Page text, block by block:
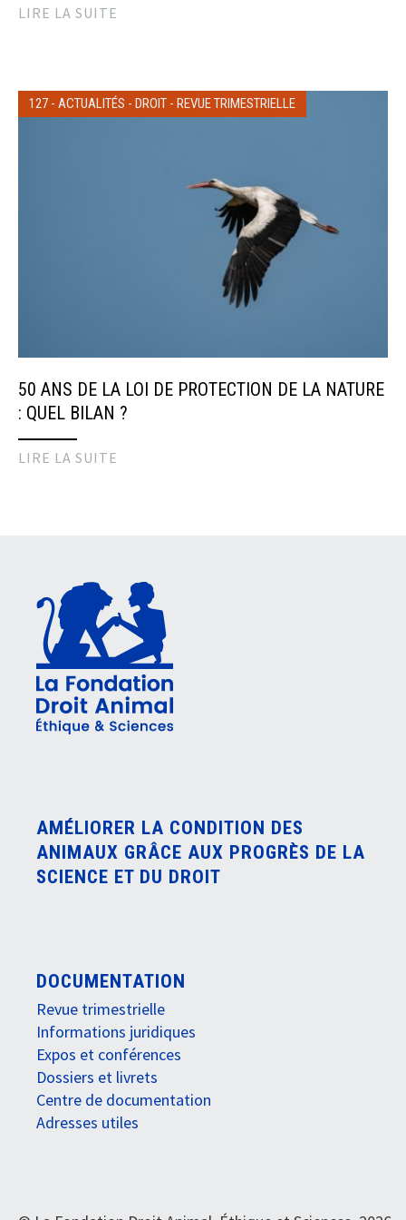
LIRE LA SUITE
127 - ACTUALITÉS - DROIT - REVUE TRIMESTRIELLE
50 ANS DE LA LOI DE PROTECTION DE LA NATURE
: QUEL BILAN ?
LIRE LA SUITE
AMÉLIORER LA CONDITION DES
ANIMAUX GRÂCE AUX PROGRÈS DE LA
SCIENCE ET DU DROIT
DOCUMENTATION
Revue trimestrielle
Informations juridiques
Expos et conférences
Dossiers et livrets
Centre de documentation
Adresses utiles